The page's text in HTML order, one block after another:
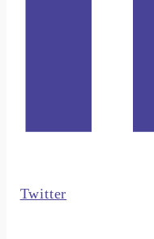
Twitter